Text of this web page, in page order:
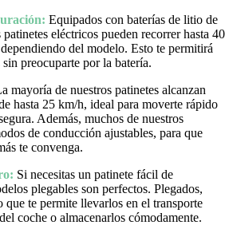
Equipados con baterías de litio de
eléctricos pueden recorrer hasta 40
del modelo. Esto te permitirá
preocuparte por la batería.
mayoría de nuestros patinetes alcanzan
hasta 25 km/h, ideal para moverte rápido
Además, muchos de nuestros
de conducción ajustables, para que
te convenga.
Si necesitas un patinete fácil de
plegables son perfectos. Plegados,
que te permite llevarlos en el transporte
coche o almacenarlos cómodamente.